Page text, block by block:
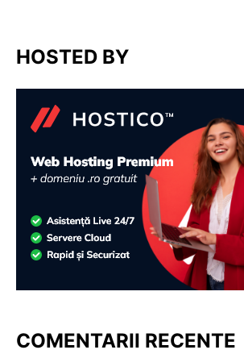
HOSTED BY
COMENTARII RECENTE